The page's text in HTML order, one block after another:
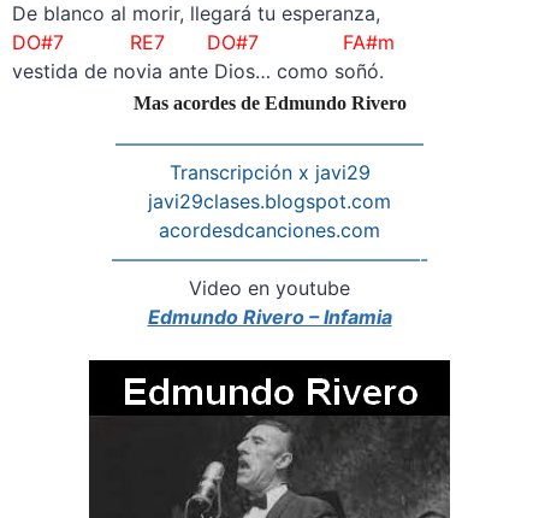
De blanco al morir, llegará tu esperanza,
DO#7 RE7 DO#7 FA#m
vestida de novia ante Dios… como soñó.
Mas acordes de Edmundo Rivero
————————————————
Transcripción x javi29
javi29clases.blogspot.com
acordesdcanciones.com
————————————————-
Video en youtube
Edmundo Rivero – Infamia